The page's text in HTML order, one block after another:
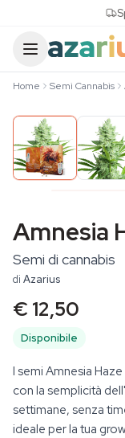
Home Semi Cannabis
Amnesia
Semi di cannabis
di Azarius
€ 12,50
Disponibile
I semi Amnesia
con la semplicità
settimane, senza
ideale per la tua